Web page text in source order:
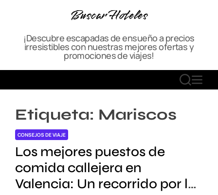
o
Buscar Hoteles
¡Descubre escapadas de ensueño a precios
irresistibles con nuestras mejores ofertas y
promociones de viajes!
S
E
M
E
Etiqueta: Mariscos
CONSEJOS DE VIAJE
Los mejores puestos de
comida callejera en
Valencia: Un recorrido por los